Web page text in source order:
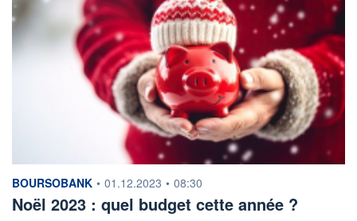
information fournie par
BOURSOBANK • 01.12.2023 • 08:30
Noël 2023 : quel budget cette année ?